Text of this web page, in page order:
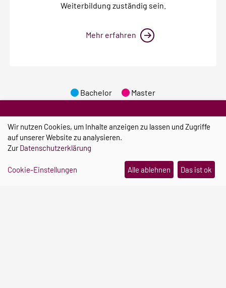
Weiterbildung zuständig sein.
Mehr erfahren
Bachelor Master
Informieren & ausprobieren
UNSERE
VERANSTALTUNGEN
Wir nutzen Cookies, um Inhalte anzeigen zu lassen und Zugriffe
auf unserer Website zu analysieren.
ZurDatenschutzerklärung
Cookie-Einstellungen Alle ablehnen Das ist ok